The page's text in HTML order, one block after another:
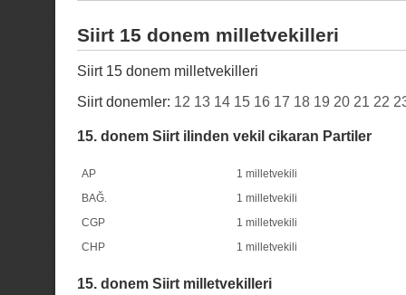
Siirt 15 donem milletvekilleri
Siirt 15 donem milletvekilleri
Siirt donemler: 12 13 14 15 16 17 18 19 20 21 22
15. donem Siirt ilinden vekil cikaran Partiler
AP
1 milletvekili
BAĞ.
1 milletvekili
CGP
1 milletvekili
CHP
1 milletvekili
15. donem Siirt milletvekilleri